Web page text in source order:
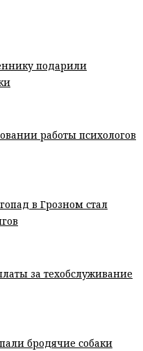
подарили
работы психологов
в Грозном стал
за техобслуживание
бродячие собаки